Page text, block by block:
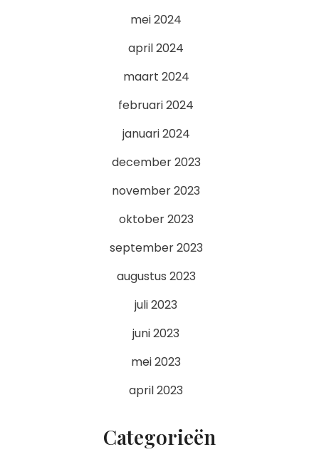
mei 2024
april 2024
maart 2024
februari 2024
januari 2024
december 2023
november 2023
oktober 2023
september 2023
augustus 2023
juli 2023
juni 2023
mei 2023
april 2023
Categorieën